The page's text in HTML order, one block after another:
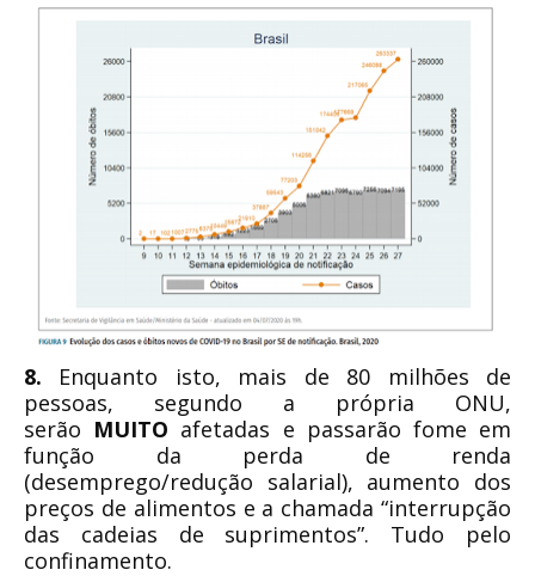
8. Enquanto isto, mais de 80 milhões de
pessoas, segundo a própria ONU,
serão MUITO afetadas e passarão fome em
função da perda de renda
(desemprego/redução salarial), aumento dos
preços de alimentos e a chamada “interrupção
das cadeias de suprimentos”. Tudo pelo
confinamento.